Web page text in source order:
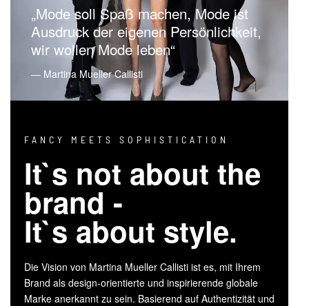
„Mode soll Spaß machen, Mode ist
Ausdruck der eigenen Persönlichkeit,
wir wollen Mode leben“
― Martina Mueller Callisti
FANCY MEETS SOPHISTICATION
It`s not about the
brand -
It`s about style.
Die Vision von Martina Mueller Callisti ist es, mit Ihrem
Brand als design-orientierte und inspirierende globale
Marke anerkannt zu sein. Basierend auf Authentizität und